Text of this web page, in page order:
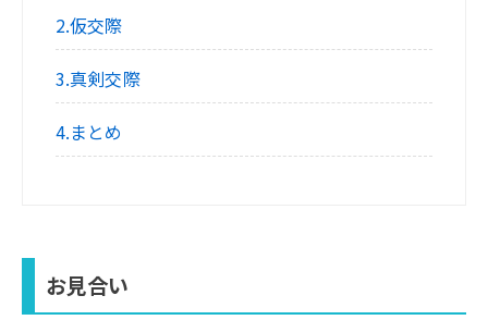
2.仮交際
3.真剣交際
4.まとめ
お見合い